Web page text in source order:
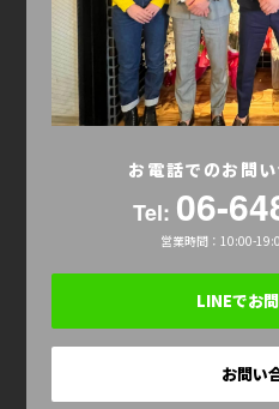
お電話でのお問
Tel: 06-
営業時間：10:00-
LINEでお
お問い